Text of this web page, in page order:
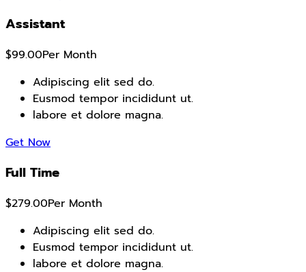
Assistant
$99.00Per Month
Adipiscing elit sed do.
Eusmod tempor incididunt ut.
labore et dolore magna.
Get Now
Full Time
$279.00Per Month
Adipiscing elit sed do.
Eusmod tempor incididunt ut.
labore et dolore magna.